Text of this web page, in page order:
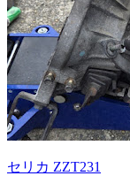
セリカ ZZT231